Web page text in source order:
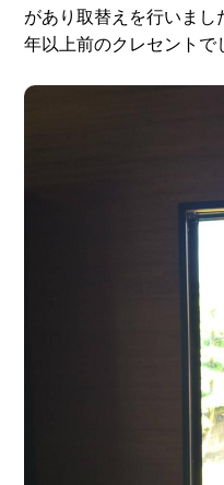
があり取替えを行いまし
年以上前のクレセントで